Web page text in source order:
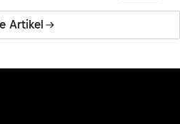
Artikel